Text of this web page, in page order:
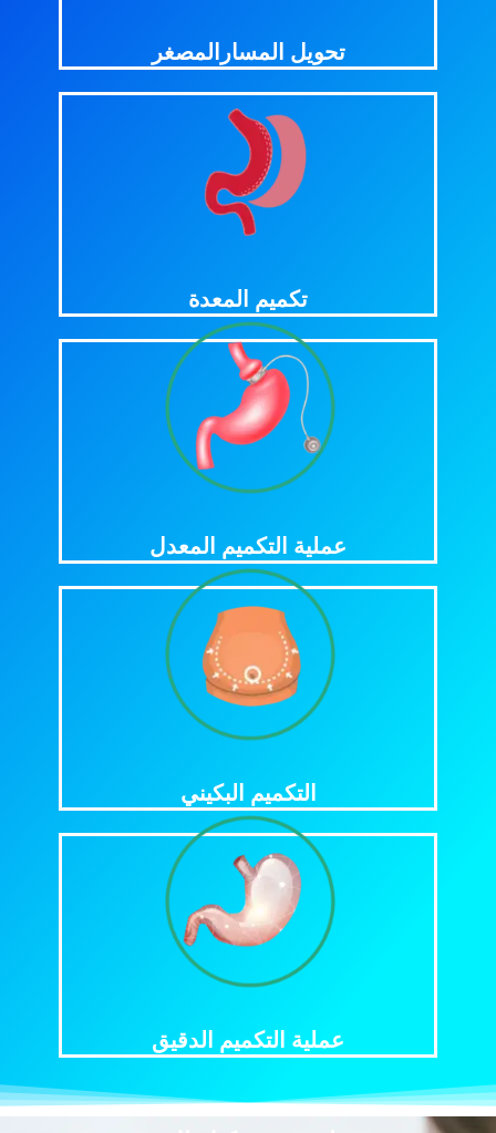
تحويل المسارالمصغر
تكميم المعدة
هو المرشح الأمثل لتكميم المعدة
اضغط للمزيد
عملية التكميم المعدل
بين عملية التكميم المعدل وتكميم المعدة؟
اضغط للمزيد
التكميم البكيني
بين تكميم المعدة بالمنظار و التكميم البكينى
بالمنظار؟
اضغط للمزيد
عملية التكميم الدقيق
يصلح التكميم الدقيق لكل مرضى السمنة؟
اضغط للمزيد